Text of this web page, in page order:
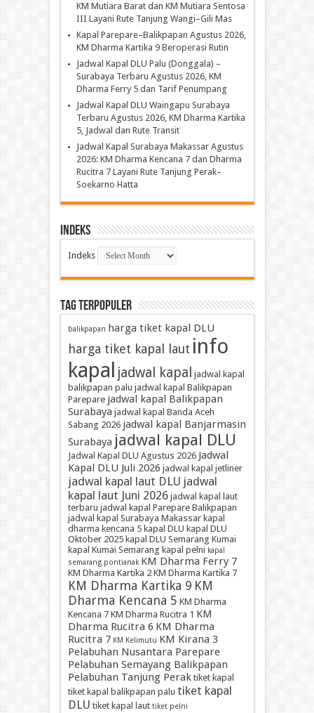
KM Mutiara Barat dan KM Mutiara Sentosa
III Layani Rute Tanjung Wangi–Gili Mas
Kapal Parepare–Balikpapan Agustus 2026,
KM Dharma Kartika 9 Beroperasi Rutin
Jadwal Kapal DLU Palu (Donggala) –
Surabaya Terbaru Agustus 2026, KM
Dharma Ferry 5 dan Tarif Penumpang
Jadwal Kapal DLU Waingapu Surabaya
Terbaru Agustus 2026, KM Dharma Kartika
5, Jadwal dan Rute Transit
Jadwal Kapal Surabaya Makassar Agustus
2026: KM Dharma Kencana 7 dan Dharma
Rucitra 7 Layani Rute Tanjung Perak–
Soekarno Hatta
Indeks
Indeks
TAG TERPOPULER
balikpapan harga tiket kapal DLU
harga tiket kapal laut info
kapal jadwal kapal jadwal kapal
balikpapan palu jadwal kapal Balikpapan
Parepare jadwal kapal Balikpapan
Surabaya jadwal kapal Banda Aceh
Sabang 2026 jadwal kapal Banjarmasin
Surabaya jadwal kapal DLU
Jadwal Kapal DLU Agustus 2026 Jadwal
Kapal DLU Juli 2026 jadwal kapal jetliner
jadwal kapal laut DLU jadwal
kapal laut Juni 2026 jadwal kapal laut
terbaru jadwal kapal Parepare Balikpapan
jadwal kapal Surabaya Makassar kapal
dharma kencana 5 kapal DLU kapal DLU
Oktober 2025 kapal DLU Semarang Kumai
kapal Kumai Semarang kapal pelni kapal
semarang pontianak KM Dharma Ferry 7
KM Dharma Kartika 2 KM Dharma Kartika 7
KM Dharma Kartika 9 KM
Dharma Kencana 5 KM Dharma
Kencana 7 KM Dharma Rucitra 1 KM
Dharma Rucitra 6 KM Dharma
Rucitra 7 KM Kelimutu KM Kirana 3
Pelabuhan Nusantara Parepare
Pelabuhan Semayang Balikpapan
Pelabuhan Tanjung Perak tiket kapal
tiket kapal balikpapan palu tiket kapal
DLU tiket kapal laut tiket pelni